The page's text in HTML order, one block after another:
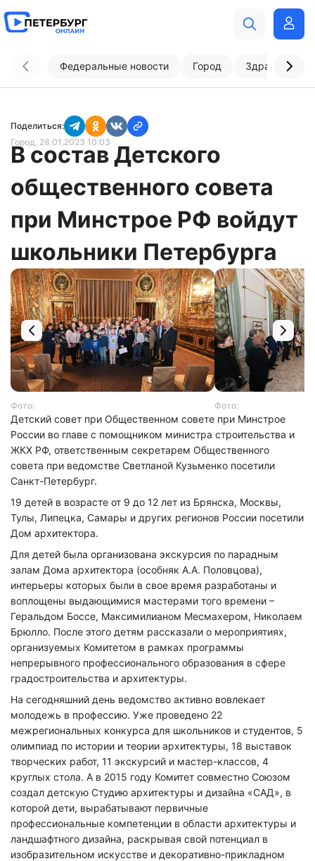
Федеральные новости Город
Поделиться:
Город, 28.01.2023 10:03
В состав Детского
общественного совета
при Минстрое РФ войдут
школьники Петербурга
Фото: Фото:
Детский совет при Общественном совете при Минстрое
России во главе с помощником министра строительства и
ЖКХ РФ, ответственным секретарем Общественного
совета при ведомстве Светланой Кузьменко посетили
Санкт-Петербург.
19 детей в возрасте от 9 до 12 лет из Брянска, Москвы,
Тулы, Липецка, Самары и других регионов России посетили
Дом архитектора.
Для детей была организована экскурсия по парадным
залам Дома архитектора (особняк А.А. Половцова),
интерьеры которых были в свое время разработаны и
воплощены выдающимися мастерами того времени –
Геральдом Боссе, Максимилианом Месмахером, Николаем
Брюлло. После этого детям рассказали о мероприятиях,
организуемых Комитетом в рамках программы
непрерывного профессионального образования в сфере
градостроительства и архитектуры.
На сегодняшний день ведомство активно вовлекает
молодежь в профессию. Уже проведено 22
межрегиональных конкурса для школьников и студентов, 5
олимпиад по истории и теории архитектуры, 18 выставок
творческих работ, 11 экскурсий и мастер-классов, 4
круглых стола. А в 2015 году Комитет совместно Союзом
создал детскую Студию архитектуры и дизайна «САД», в
которой дети, вырабатывают первичные
профессиональные компетенции в области архитектуры и
ландшафтного дизайна, раскрывая свой потенциал в
изобразительном искусстве и декоративно-прикладном